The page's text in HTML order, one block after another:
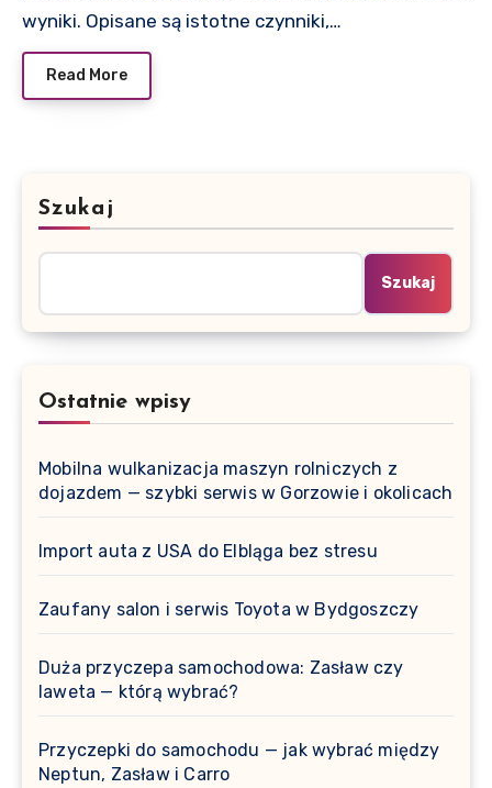
wyniki. Opisane są istotne czynniki,…
Read More
Szukaj
Szukaj
Ostatnie wpisy
Mobilna wulkanizacja maszyn rolniczych z
dojazdem — szybki serwis w Gorzowie i okolicach
Import auta z USA do Elbląga bez stresu
Zaufany salon i serwis Toyota w Bydgoszczy
Duża przyczepa samochodowa: Zasław czy
laweta — którą wybrać?
Przyczepki do samochodu — jak wybrać między
Neptun, Zasław i Carro